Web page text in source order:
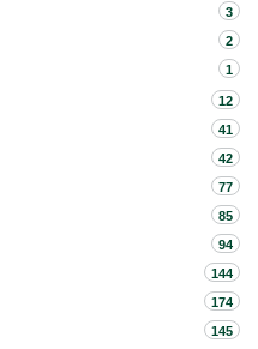
3
2
1
12
41
42
77
85
94
144
174
145